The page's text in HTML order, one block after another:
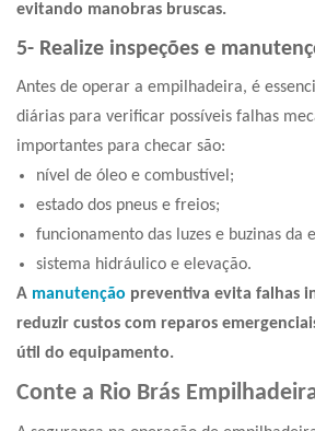
evitando manobras bruscas.
5- Realize inspeções e
Antes de operar a empilhadeira, é
diárias para verificar possíveis falhas
importantes para checar são:
nível de óleo e combustível;
estado dos pneus e freios;
funcionamento das luzes e buzinas da
sistema hidráulico e elevação.
A manutenção preventiva evita falhas
reduzir custos com reparos
útil do equipamento.
Conte a Rio Brás